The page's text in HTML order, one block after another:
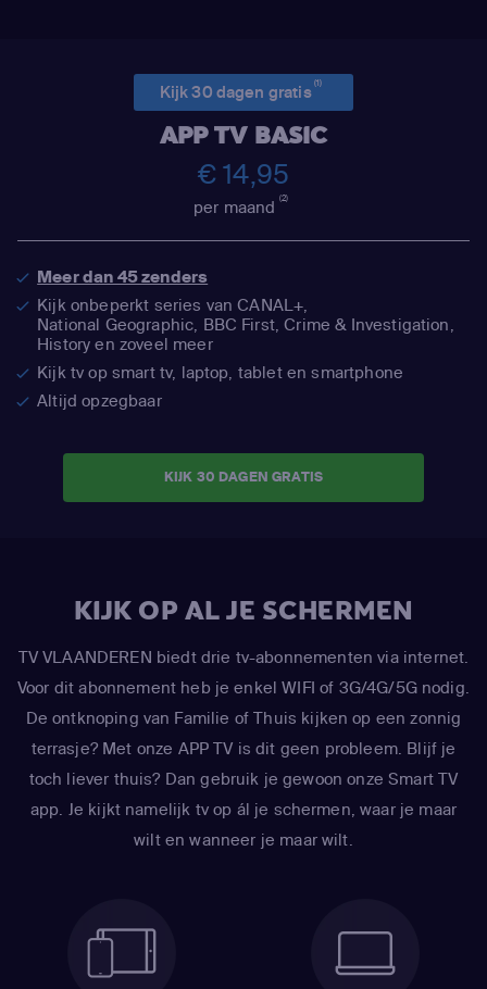
Kijk 30 dagen gratis(1)
APP TV BASIC
€ 14,95
per maand(2)
Meer dan 45 zenders
Kijk onbeperkt series van CANAL+,
National Geographic, BBC First, Crime & Investigation,
History en zoveel meer
Kijk tv op smart tv, laptop, tablet en smartphone
Altijd opzegbaar
KIJK 30 DAGEN GRATIS
KIJK OP AL JE SCHERMEN
TV VLAANDEREN biedt drie tv-abonnementen via internet.
Voor dit abonnement heb je enkel WIFI of 3G/4G/5G nodig.
De ontknoping van Familie of Thuis kijken op een zonnig
terrasje? Met onze APP TV is dit geen probleem. Blijf je
toch liever thuis? Dan gebruik je gewoon onze Smart TV
app. Je kijkt namelijk tv op ál je schermen, waar je maar
wilt en wanneer je maar wilt.